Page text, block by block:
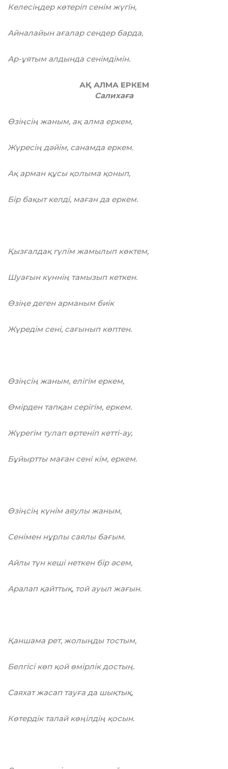
Келесіңдер көтеріп сенім жүгін,
Айналайын ағалар сендер барда,
Ар-ұятым алдында сенімдімін.
АҚ АЛМА ЕРКЕМ
Салихаға
Өзіңсің жаным, ақ алма еркем,
Жүресің дәйім, санамда еркем.
Ақ арман құсы қолыма қонып,
Біp бақыт келді, маған да еркем.
Қызғалдақ гүлім жамылып көктем,
Шуағын күннің тамызып кеткен.
Өзіңе деген арманым биік
Жүредім сені, сағынып көптен.
Өзіңсің жаным, елігім еркем,
Өмірден тапқан серiгiм, еркем.
Жүрегім тулап өртеніп кеттi-ay,
Бұйыртты маған сені кім, еркем.
Өзіңсің күнім аяулы жаным,
Сенімен нұрлы саялы бағым.
Айлы түн кеші неткен біp әсем,
Аралап қайттық, той ауыл жағын.
Қаншама рет, жолыңды тостым,
Белгісі көп қой өмірлік достың.
Саяхат жасап тауға да шықтық,
Көтердік талай көңілдің қосын.